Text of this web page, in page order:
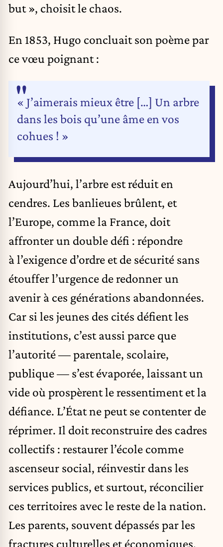
but », choisit le chaos.
En 1853, Hugo concluait son poème par
ce vœu poignant :
« J’aimerais mieux être […] Un arbre
dans les bois qu’une âme en vos
cohues ! »
Aujourd’hui, l’arbre est réduit en
cendres. Les banlieues brûlent, et
l’Europe, comme la France, doit
affronter un double défi : répondre
à l’exigence d’ordre et de sécurité sans
étouffer l’urgence de redonner un
avenir à ces générations abandonnées.
Car si les jeunes des cités défient les
institutions, c’est aussi parce que
l’autorité — parentale, scolaire,
publique — s’est évaporée, laissant un
vide où prospèrent le ressentiment et la
défiance. L’État ne peut se contenter de
réprimer. Il doit reconstruire des cadres
collectifs : restaurer l’école comme
ascenseur social, réinvestir dans les
services publics, et surtout, réconcilier
ces territoires avec le reste de la nation.
Les parents, souvent dépassés par les
fractures culturelles et économiques,